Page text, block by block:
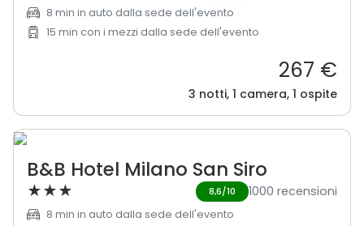
8 min in auto dalla sede dell'evento
15 min con i mezzi dalla sede dell'evento
267 €
3 notti, 1 camera, 1 ospite
B&B Hotel Milano San Siro
★★★ 8,6/10 1000 recensioni
8 min in auto dalla sede dell'evento